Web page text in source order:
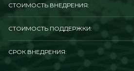
СТОИМОСТЬ ВНЕДРЕНИЯ:
СТОИМОСТЬ ПОДДЕРЖКИ:
СРОК ВНЕДРЕНИЯ: